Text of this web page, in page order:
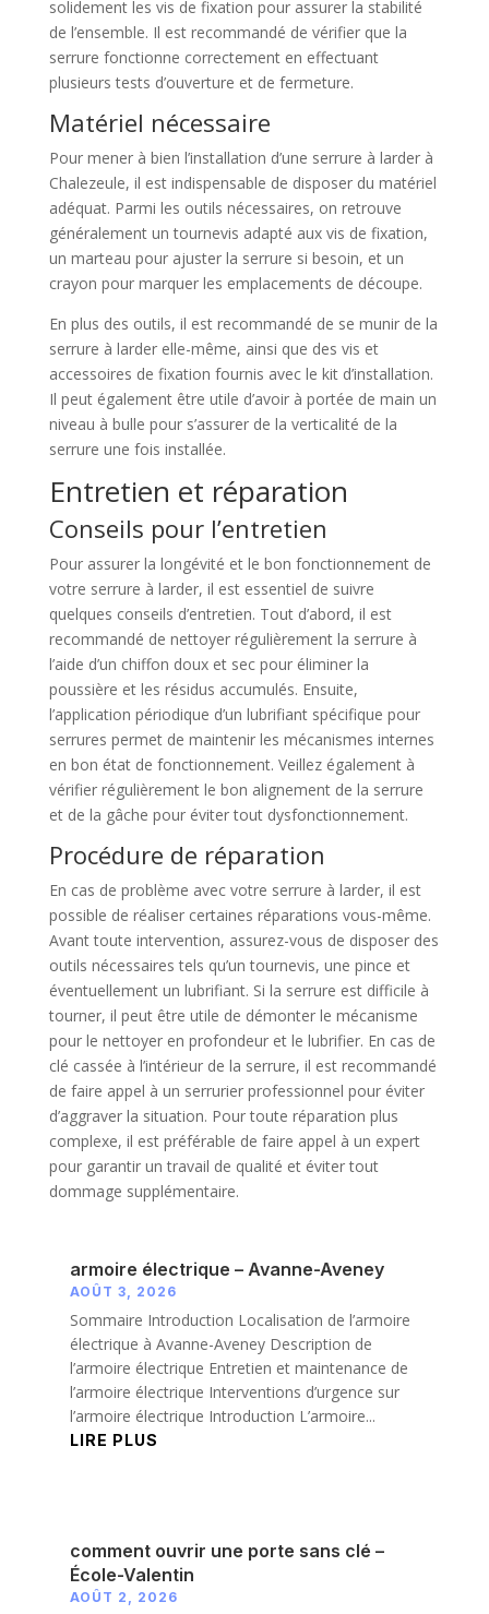
solidement les vis de fixation pour assurer la stabilité
de l’ensemble. Il est recommandé de vérifier que la
serrure fonctionne correctement en effectuant
plusieurs tests d’ouverture et de fermeture.
Matériel nécessaire
Pour mener à bien l’installation d’une serrure à larder à
Chalezeule, il est indispensable de disposer du matériel
adéquat. Parmi les outils nécessaires, on retrouve
généralement un tournevis adapté aux vis de fixation,
un marteau pour ajuster la serrure si besoin, et un
crayon pour marquer les emplacements de découpe.
En plus des outils, il est recommandé de se munir de la
serrure à larder elle-même, ainsi que des vis et
accessoires de fixation fournis avec le kit d’installation.
Il peut également être utile d’avoir à portée de main un
niveau à bulle pour s’assurer de la verticalité de la
serrure une fois installée.
Entretien et réparation
Conseils pour l’entretien
Pour assurer la longévité et le bon fonctionnement de
votre serrure à larder, il est essentiel de suivre
quelques conseils d’entretien. Tout d’abord, il est
recommandé de nettoyer régulièrement la serrure à
l’aide d’un chiffon doux et sec pour éliminer la
poussière et les résidus accumulés. Ensuite,
l’application périodique d’un lubrifiant spécifique pour
serrures permet de maintenir les mécanismes internes
en bon état de fonctionnement. Veillez également à
vérifier régulièrement le bon alignement de la serrure
et de la gâche pour éviter tout dysfonctionnement.
Procédure de réparation
En cas de problème avec votre serrure à larder, il est
possible de réaliser certaines réparations vous-même.
Avant toute intervention, assurez-vous de disposer des
outils nécessaires tels qu’un tournevis, une pince et
éventuellement un lubrifiant. Si la serrure est difficile à
tourner, il peut être utile de démonter le mécanisme
pour le nettoyer en profondeur et le lubrifier. En cas de
clé cassée à l’intérieur de la serrure, il est recommandé
de faire appel à un serrurier professionnel pour éviter
d’aggraver la situation. Pour toute réparation plus
complexe, il est préférable de faire appel à un expert
pour garantir un travail de qualité et éviter tout
dommage supplémentaire.
armoire électrique – Avanne-Aveney
AOÛT 3, 2026
Sommaire Introduction Localisation de l’armoire
électrique à Avanne-Aveney Description de
l’armoire électrique Entretien et maintenance de
l’armoire électrique Interventions d’urgence sur
l’armoire électrique Introduction L’armoire...
LIRE PLUS
comment ouvrir une porte sans clé –
École-Valentin
AOÛT 2, 2026